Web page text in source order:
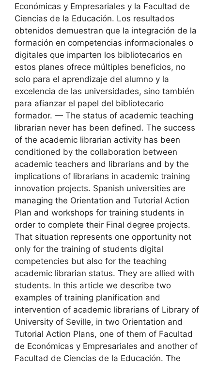
Económicas y Empresariales y la Facultad de
Ciencias de la Educación. Los resultados
obtenidos demuestran que la integración de la
formación en competencias informacionales o
digitales que imparten los bibliotecarios en
estos planes ofrece múltiples beneficios, no
solo para el aprendizaje del alumno y la
excelencia de las universidades, sino también
para afianzar el papel del bibliotecario
formador. — The status of academic teaching
librarian never has been defined. The success
of the academic librarian activity has been
conditioned by the collaboration between
academic teachers and librarians and by the
implications of librarians in academic training
innovation projects. Spanish universities are
managing the Orientation and Tutorial Action
Plan and workshops for training students in
order to complete their Final degree projects.
That situation represents one opportunity not
only for the training of students digital
competencies but also for the teaching
academic librarian status. They are allied with
students. In this article we describe two
examples of training planification and
intervention of academic librarians of Library of
University of Seville, in two Orientation and
Tutorial Action Plans, one of them of Facultad
de Económicas y Empresariales and another of
Facultad de Ciencias de la Educación. The